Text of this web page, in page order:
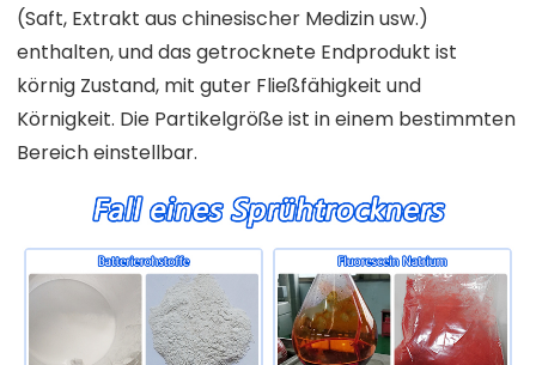
(Saft, Extrakt aus chinesischer Medizin usw.)
enthalten, und das getrocknete Endprodukt ist
körnig Zustand, mit guter Fließfähigkeit und
Körnigkeit. Die Partikelgröße ist in einem bestimmten
Bereich einstellbar.